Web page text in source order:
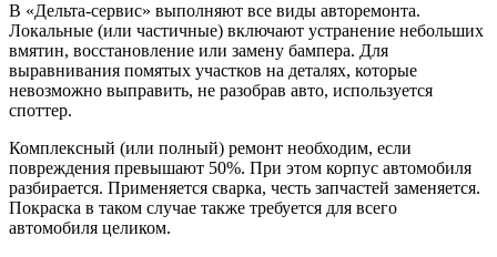
В «Дельта-сервис» выполняют все виды авторемонта.
Локальные (или частичные) включают устранение небольших
вмятин, восстановление или замену бампера. Для
выравнивания помятых участков на деталях, которые
невозможно выправить, не разобрав авто, используется
споттер.
Комплексный (или полный) ремонт необходим, если
повреждения превышают 50%. При этом корпус автомобиля
разбирается. Применяется сварка, честь запчастей заменяется.
Покраска в таком случае также требуется для всего
автомобиля целиком.